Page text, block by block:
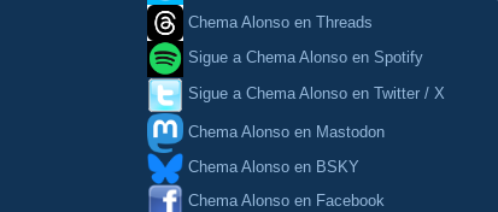
Chema Alonso en Threads
Sigue a Chema Alonso en Spotify
Sigue a Chema Alonso en Twitter / X
Chema Alonso en Mastodon
Chema Alonso en BSKY
Chema Alonso en Facebook